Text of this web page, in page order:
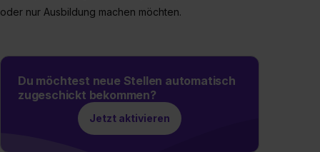
S. 1 lit. a) DS-GVO). Die USA verfügen über kein
Wirkung für die Zukunft ganz oder teilweise über unsere
Datenschutzerklärung unter dem Punkt „Datenschutz-
Einstellungen“ widerrufen. Weitere Informationen zu den
einzelnen Cookies findest du durch Klick auf „Details
zeigen“. Weitere Informationen: Datenschutzerklärung
oder nur Ausbildung machen möchten.
Du möchtest neue Stellen automatisch
zugeschickt bekommen?
Jetzt aktivieren